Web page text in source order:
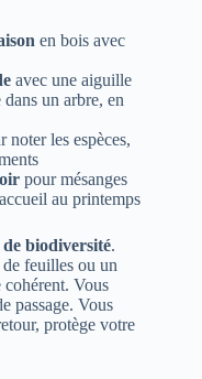
en bois avec
avec une aiguille
un arbre, en
noter les espèces,
pour mésanges
au printemps
biodiversité.
feuilles ou un
cohérent. Vous
passage. Vous
protège votre